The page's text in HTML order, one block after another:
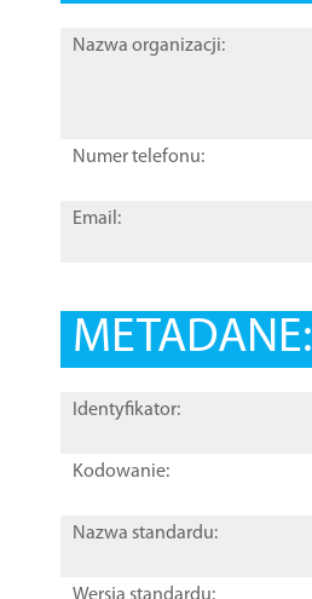
Nazwa organizacji:
Numer telefonu:
Email:
METADANE:
Identyfikator:
Kodowanie:
Nazwa standardu: